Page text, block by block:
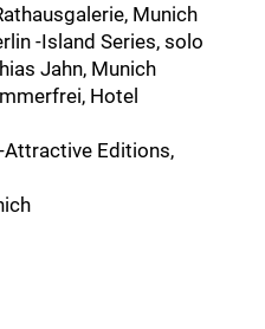
Munich
-Island Series, solo
Jahn, Munich
Hotel
Attractive Editions,